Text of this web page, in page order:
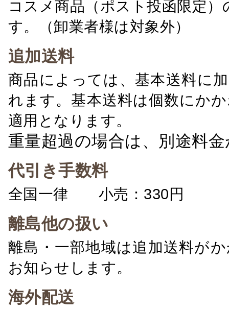
コスメ商品（ポスト投函限定
す。（卸業者様は対象外）
追加送料
商品によっては、基本送料に
れます。基本送料は個数にか
適用となります。
重量超過の場合は、別途料
代引き手数料
全国一律 小売：330円 卸
離島他の扱い
離島・一部地域は追加送料が
お知らせします。
海外配送